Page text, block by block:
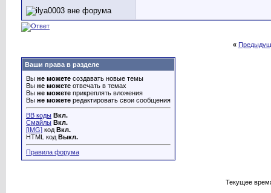
«
Ваши права в разделе
Вы не можете создавать новые темы
Вы не можете отвечать в темах
Вы не можете прикреплять вложения
Вы не можете редактировать свои сообщения
BB коды Вкл.
Смайлы Вкл.
[IMG] код Вкл.
HTML код Выкл.
Правила форума
Текущее